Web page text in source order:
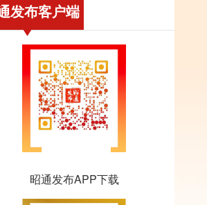
发布客户端
昭通发布APP下载